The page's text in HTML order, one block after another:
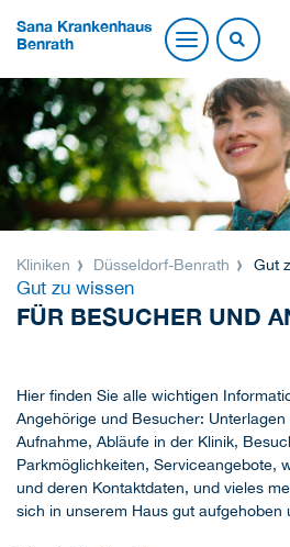
Sana Krankenhaus
Benrath
Kliniken Düsseldorf-Benrath Gut
Gut zu wissen
FÜR BESUCHER UND
Hier finden Sie alle wichtigen
Angehörige und Besucher:
Aufnahme, Abläufe in der Klinik,
Parkmöglichkeiten, Serviceangebote,
und deren Kontaktdaten, und vieles
sich in unserem Haus gut aufgehoben